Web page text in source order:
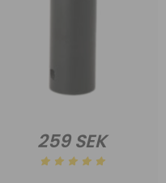
259 SEK